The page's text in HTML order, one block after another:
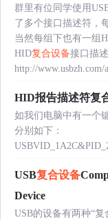
群里有位同学使用
了多个接口描述符，
当然每组下也有一组
HID复合设备接口描
http://www.usbzh.com/
HID报告描述符复
如我们电脑中有一个
分别如下：
USB复合设备
Device
USB的设备有两种“